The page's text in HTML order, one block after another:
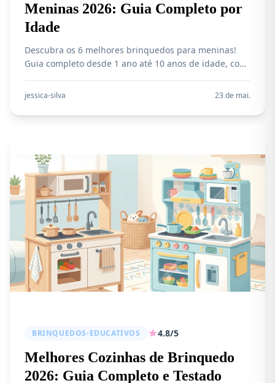
Meninas 2026: Guia Completo por
Idade
Descubra os 6 melhores brinquedos para meninas!
Guia completo desde 1 ano até 10 anos de idade, com
escolha o presente ideal.
jessica-silva 23 de mai.
BRINQUEDOS-EDUCATIVOS 4.8/5
Melhores Cozinhas de Brinquedo
2026: Guia Completo e Testado